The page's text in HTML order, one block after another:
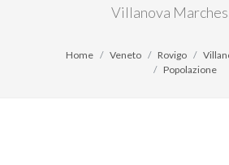
Villanova
Home Veneto Rovigo
Popolazione